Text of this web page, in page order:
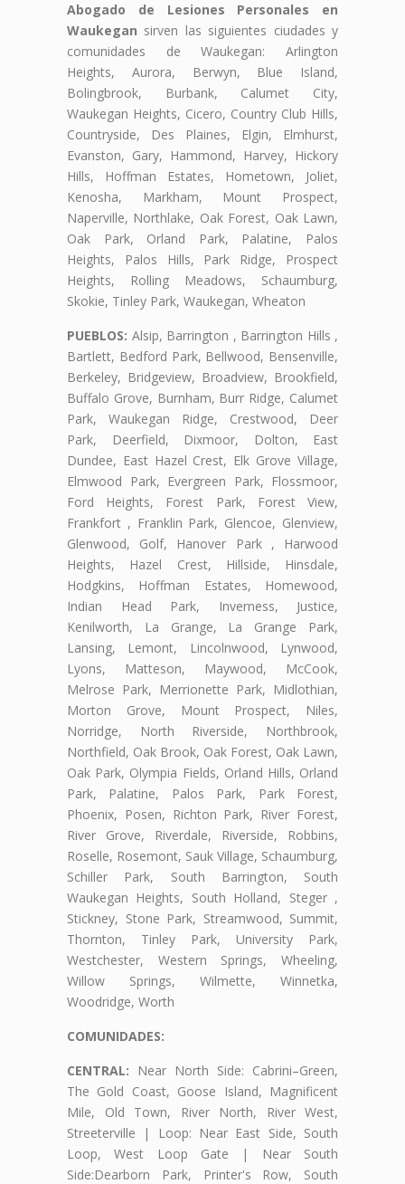
Abogado de Lesiones Personales en
Waukegan sirven las siguientes ciudades y
comunidades de Waukegan: Arlington
Heights, Aurora, Berwyn, Blue Island,
Bolingbrook, Burbank, Calumet City,
Waukegan Heights, Cicero, Country Club Hills,
Countryside, Des Plaines, Elgin, Elmhurst,
Evanston, Gary, Hammond, Harvey, Hickory
Hills, Hoffman Estates, Hometown, Joliet,
Kenosha, Markham, Mount Prospect,
Naperville, Northlake, Oak Forest, Oak Lawn,
Oak Park, Orland Park, Palatine, Palos
Heights, Palos Hills, Park Ridge, Prospect
Heights, Rolling Meadows, Schaumburg,
Skokie, Tinley Park, Waukegan, Wheaton
PUEBLOS: Alsip, Barrington , Barrington Hills ,
Bartlett, Bedford Park, Bellwood, Bensenville,
Berkeley, Bridgeview, Broadview, Brookfield,
Buffalo Grove, Burnham, Burr Ridge, Calumet
Park, Waukegan Ridge, Crestwood, Deer
Park, Deerfield, Dixmoor, Dolton, East
Dundee, East Hazel Crest, Elk Grove Village,
Elmwood Park, Evergreen Park, Flossmoor,
Ford Heights, Forest Park, Forest View,
Frankfort , Franklin Park, Glencoe, Glenview,
Glenwood, Golf, Hanover Park , Harwood
Heights, Hazel Crest, Hillside, Hinsdale,
Hodgkins, Hoffman Estates, Homewood,
Indian Head Park, Inverness, Justice,
Kenilworth, La Grange, La Grange Park,
Lansing, Lemont, Lincolnwood, Lynwood,
Lyons, Matteson, Maywood, McCook,
Melrose Park, Merrionette Park, Midlothian,
Morton Grove, Mount Prospect, Niles,
Norridge, North Riverside, Northbrook,
Northfield, Oak Brook, Oak Forest, Oak Lawn,
Oak Park, Olympia Fields, Orland Hills, Orland
Park, Palatine, Palos Park, Park Forest,
Phoenix, Posen, Richton Park, River Forest,
River Grove, Riverdale, Riverside, Robbins,
Roselle, Rosemont, Sauk Village, Schaumburg,
Schiller Park, South Barrington, South
Waukegan Heights, South Holland, Steger ,
Stickney, Stone Park, Streamwood, Summit,
Thornton, Tinley Park, University Park,
Westchester, Western Springs, Wheeling,
Willow Springs, Wilmette, Winnetka,
Woodridge, Worth
COMUNIDADES:
CENTRAL: Near North Side: Cabrini–Green,
The Gold Coast, Goose Island, Magnificent
Mile, Old Town, River North, River West,
Streeterville | Loop: Near East Side, South
Loop, West Loop Gate | Near South
Side:Dearborn Park, Printer's Row, South